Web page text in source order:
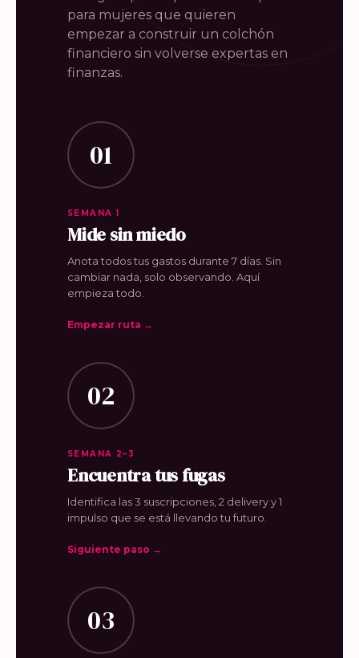
para mujeres que quieren
empezar a construir un colchón
financiero sin volverse expertas en
finanzas.
01
SEMANA 1
Mide sin miedo
Anota todos tus gastos durante 7 días. Sin
cambiar nada, solo observando. Aquí
empieza todo.
Empezar ruta →
02
SEMANA 2–3
Encuentra tus fugas
Identifica las 3 suscripciones, 2 delivery y 1
impulso que se está llevando tu futuro.
Siguiente paso →
03